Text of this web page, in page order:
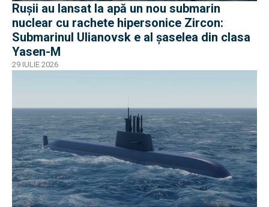
Rușii au lansat la apă un nou submarin
nuclear cu rachete hipersonice Zircon:
Submarinul Ulianovsk e al șaselea din clasa
Yasen-M
29 IULIE 2026